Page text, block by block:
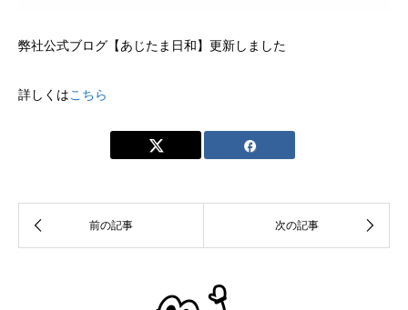
弊社公式ブログ【あじたま日和】更新しました
詳しくはこちら